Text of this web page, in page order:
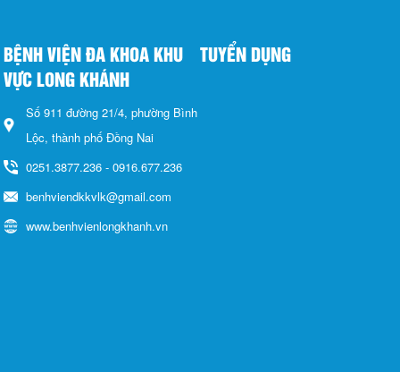
BỆNH VIỆN ĐA KHOA KHU
VỰC LONG KHÁNH
Số 911 đường 21/4, phường Bình
Lộc, thành phố Đồng Nai
0251.3877.236 - 0916.677.236
benhviendkkvlk@gmail.com
www.benhvienlongkhanh.vn
TUYỂN DỤNG